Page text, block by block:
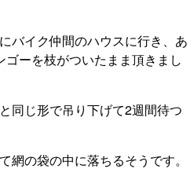
バイク仲間のハウスに行き、あ
ーを枝がついたまま頂きまし
同じ形で吊り下げて2週間待つ
網の袋の中に落ちるそうです。